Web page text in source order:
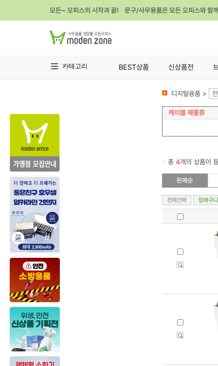
모든~ 오피스의 시작과 끝! 문구/사무용품은 모든 오피스와 함
카테고리 BEST상품 신상품전
디지털용품 >
케이블 제품류
총 4개의 상품이